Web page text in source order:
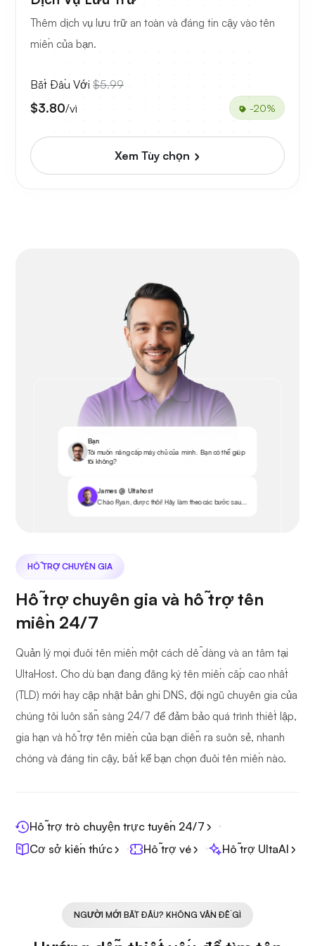
Thêm dịch vụ lưu trữ an toàn và đáng tin cậy vào tên
miền của bạn.
Bắt Đầu Với $5.99
$3.80/vì -20%
Xem Tùy chọn
Bạn
Tôi muốn nâng cấp máy chủ của mình. Bạn có thể giúp
tôi không?
James @ Ultahost
Chào Ryan, được thôi! Hãy làm theo các bước sau...
HỖ TRỢ CHUYÊN GIA
Hỗ trợ chuyên gia và hỗ trợ tên
miền 24/7
Quản lý mọi đuôi tên miền một cách dễ dàng và an tâm tại
UltaHost. Cho dù bạn đang đăng ký tên miền cấp cao nhất
(TLD) mới hay cập nhật bản ghi DNS, đội ngũ chuyên gia của
chúng tôi luôn sẵn sàng 24/7 để đảm bảo quá trình thiết lập,
gia hạn và hỗ trợ tên miền của bạn diễn ra suôn sẻ, nhanh
chóng và đáng tin cậy, bất kể bạn chọn đuôi tên miền nào.
Hỗ trợ trò chuyện trực tuyến 24/7
Cơ sở kiến thức
Hỗ trợ vé Hỗ trợ UltaAI
NGƯỜI MỚI BẮT ĐẦU? KHÔNG VẤN ĐỀ GÌ